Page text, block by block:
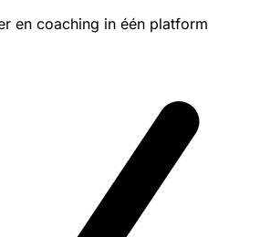
en coaching in één platform